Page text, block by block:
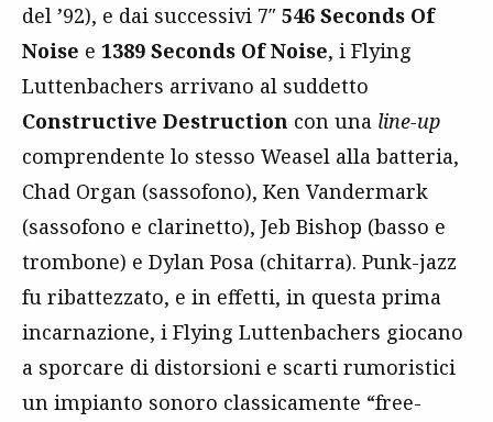
del ’92), e dai successivi 7″ 546 Seconds Of
Noise e 1389 Seconds Of Noise, i Flying
Luttenbachers arrivano al suddetto
Constructive Destruction con una line-up
comprendente lo stesso Weasel alla batteria,
Chad Organ (sassofono), Ken Vandermark
(sassofono e clarinetto), Jeb Bishop (basso e
trombone) e Dylan Posa (chitarra). Punk-jazz
fu ribattezzato, e in effetti, in questa prima
incarnazione, i Flying Luttenbachers giocano
a sporcare di distorsioni e scarti rumoristici
un impianto sonoro classicamente “free-